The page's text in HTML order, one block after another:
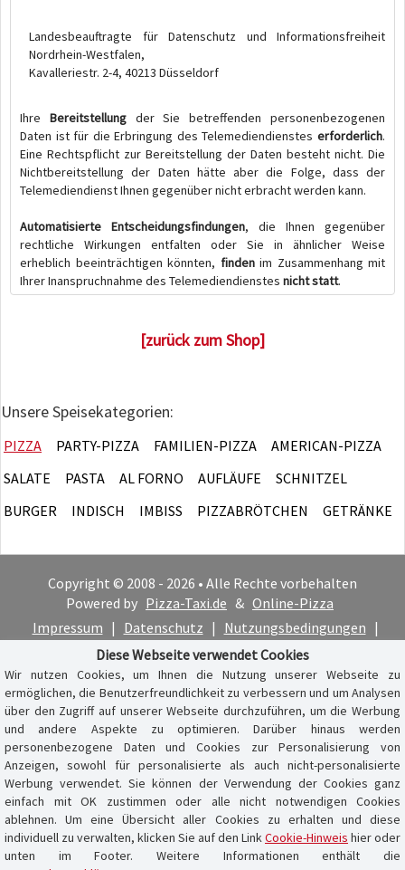
Landesbeauftragte für Datenschutz und Informationsfreiheit
Nordrhein-Westfalen,
Kavalleriestr. 2-4, 40213 Düsseldorf
Ihre Bereitstellungder Sie betreffenden personenbezogenen
Daten ist für die Erbringung des Telemediendienstes erforderlich.
Eine Rechtspflicht zur Bereitstellung der Daten besteht nicht. Die
Nichtbereitstellung der Daten hätte aber die Folge, dass der
Telemediendienst Ihnen gegenüber nicht erbracht werden kann.
Automatisierte Entscheidungsfindungen, die Ihnen gegenüber
rechtliche Wirkungen entfalten oder Sie in ähnlicher Weise
erheblich beeinträchtigen könnten, findenim Zusammenhang mit
Ihrer Inanspruchnahme des Telemediendienstes nicht statt.
[zurück zum Shop]
Unsere Speisekategorien:
PIZZA PARTY-PIZZA FAMILIEN-PIZZA
AMERICAN-PIZZA
SALATE
PASTA AL FORNO AUFLÄUFE
SCHNITZEL
BURGER
INDISCH IMBISS PIZZABRÖTCHEN GETRÄNKE
Copyright © 2008 - 2026 • Alle Rechte vorbehalten
Powered by Pizza-Taxi.de & Online-Pizza
Impressum | Datenschutz | Nutzungsbedingungen |
Cookie-Hinweis
Diese Webseite verwendet Cookies
Wir nutzen Cookies, um Ihnen die Nutzung unserer Webseite zu
ermöglichen, die Benutzerfreundlichkeit zu verbessern und um Analysen
über den Zugriff auf unserer Webseite durchzuführen, um die Werbung
und andere Aspekte zu optimieren. Darüber hinaus werden
personenbezogene Daten und Cookies zur Personalisierung von
Anzeigen, sowohl für personalisierte als auch nicht-personalisierte
Werbung verwendet. Sie können der Verwendung der Cookies ganz
einfach mit OK zustimmen oder alle nicht notwendigen Cookies
ablehnen. Um eine Übersicht aller Cookies zu erhalten und diese
individuell zu verwalten, klicken Sie auf den LinkCookie-Hinweis hier oder
unten im Footer. Weitere Informationen enthält die